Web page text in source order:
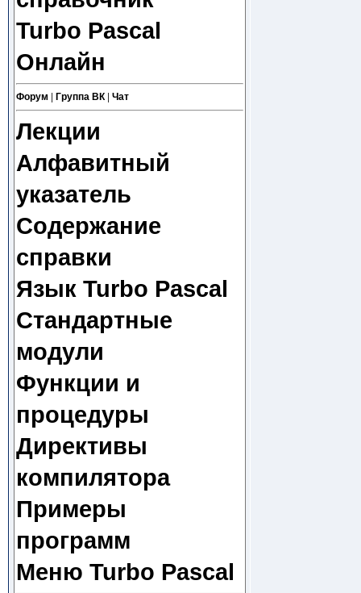
Turbo Pascal
Онлайн
Форум Группа ВК| Чат
Лекции
Алфавитный
указатель
Содержание
справки
Язык Turbo Pascal
Стандартные
модули
Функции и
процедуры
Директивы
компилятора
Примеры
программ
Меню Turbo Pascal